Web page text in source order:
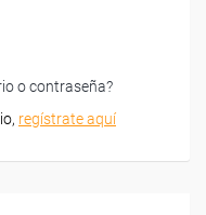
o contraseña?
regístrate aquí